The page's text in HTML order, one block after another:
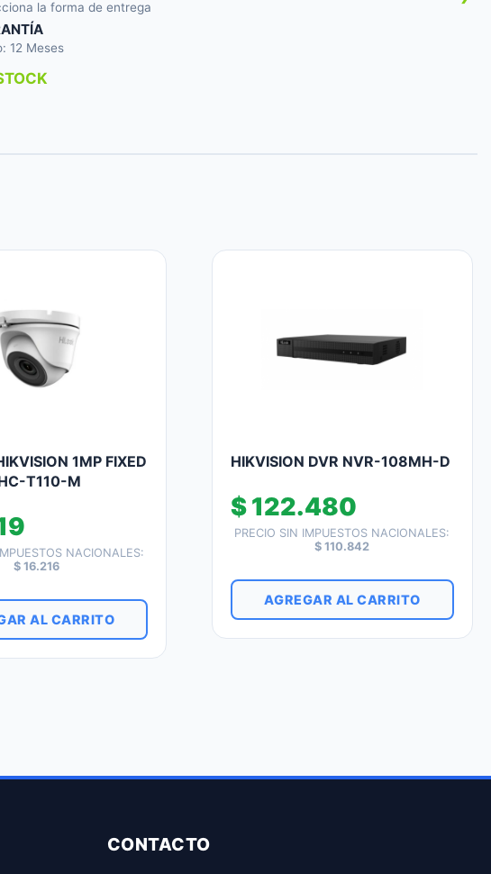
la forma de entrega
12 Meses
1MP FIXED
T110-M
NACIONALES:
$16.216
AL CARRITO
HIKVISION DVR NVR-108MH-D
$122.480
PRECIO SIN IMPUESTOS NACIONALES:
$ 110.842
AGREGAR AL CARRITO
CONTACTO